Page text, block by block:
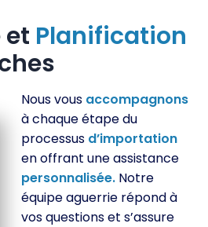
et Planification
Nous vous accompagnons
à chaque étape du
processus d’importation
en offrant une assistance
personnalisée. Notre
équipe aguerrie répond à
vos questions et s’assure